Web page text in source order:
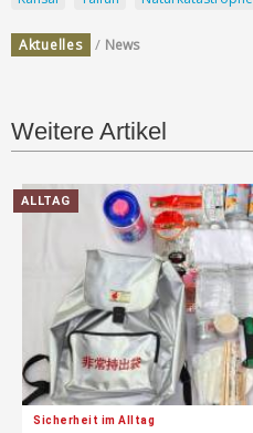
Aktuelles / News
Weitere Artikel
ALLTAG
Sicherheit im Alltag